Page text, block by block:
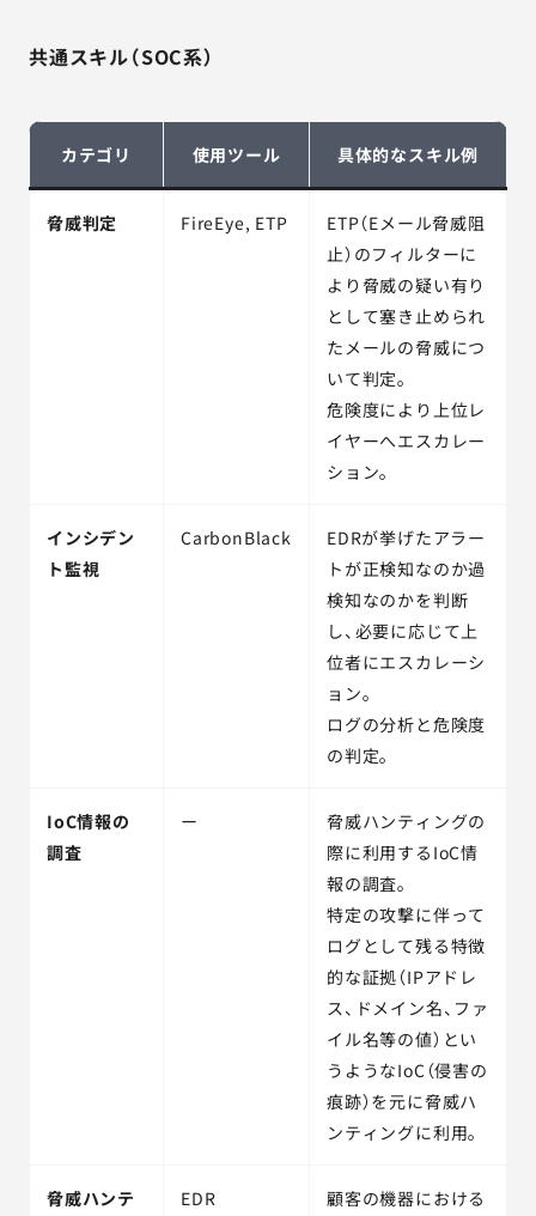
共通スキル（SOC系）
カテゴリ 使用ツール 具体的なスキル例
脅威判定 FireEye, ETP
ETP（Eメール脅威阻
止）のフィルターに
より脅威の疑い有り
として塞き止められ
たメールの脅威につ
いて判定。
危険度により上位レ
イヤーへエスカレー
ション。
インシデン
ト監視
CarbonBlack
EDRが挙げたアラー
トが正検知なのか過
検知なのかを判断
し、必要に応じて上
位者にエスカレーシ
ョン。
ログの分析と危険度
の判定。
IoC情報の
調査
ー
脅威ハンティングの
際に利用するIoC情
報の調査。
特定の攻撃に伴って
ログとして残る特徴
的な証拠（IPアドレ
ス、ドメイン名、ファ
イル名等の値）とい
うようなIoC（侵害の
痕跡）を元に脅威ハ
ンティングに利用。
脅威ハンテ
EDR
顧客の機器における